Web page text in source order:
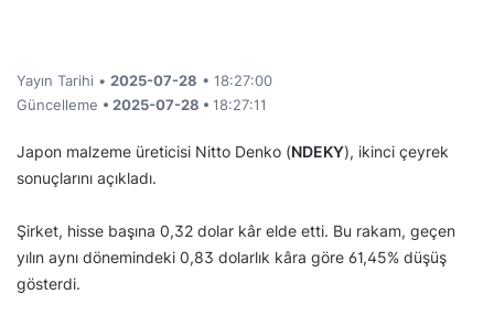
Yayın Tarihi • 2025-07-28 • 18:27:00
Güncelleme • 2025-07-28 • 18:27:11
Japon malzeme üreticisi Nitto Denko (NDEKY), ikinci çeyrek
sonuçlarını açıkladı.
Şirket, hisse başına 0,32 dolar kâr elde etti. Bu rakam, geçen
yılın aynı dönemindeki 0,83 dolarlık kâra göre 61,45% düşüş
gösterdi.